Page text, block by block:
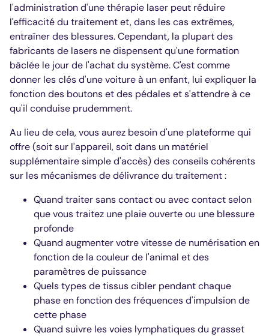
l'administration d'une thérapie laser peut réduire
l'efficacité du traitement et, dans les cas extrêmes,
entraîner des blessures. Cependant, la plupart des
fabricants de lasers ne dispensent qu'une formation
bâclée le jour de l'achat du système. C'est comme
donner les clés d'une voiture à un enfant, lui expliquer la
fonction des boutons et des pédales et s'attendre à ce
qu'il conduise prudemment.
Au lieu de cela, vous aurez besoin d'une plateforme qui
offre (soit sur l'appareil, soit dans un matériel
supplémentaire simple d'accès) des conseils cohérents
sur les mécanismes de délivrance du traitement :
Quand traiter sans contact ou avec contact selon
que vous traitez une plaie ouverte ou une blessure
profonde
Quand augmenter votre vitesse de numérisation en
fonction de la couleur de l'animal et des
paramètres de puissance
Quels types de tissus cibler pendant chaque
phase en fonction des fréquences d'impulsion de
cette phase
Quand suivre les voies lymphatiques du grasset